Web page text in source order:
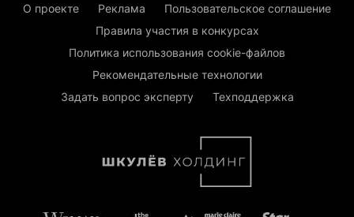
О проекте Реклама
Пользовательское соглашение
Правила участия в конкурсах
Политика использования cookie-файлов
Рекомендательные технологии
Задать вопрос эксперту
Техподдержка